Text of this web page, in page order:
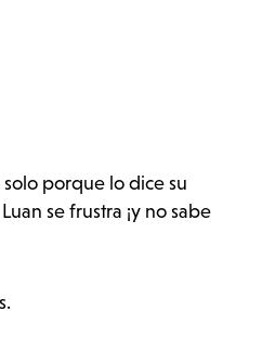
porque lo dice su
se frustra ¡y no sabe